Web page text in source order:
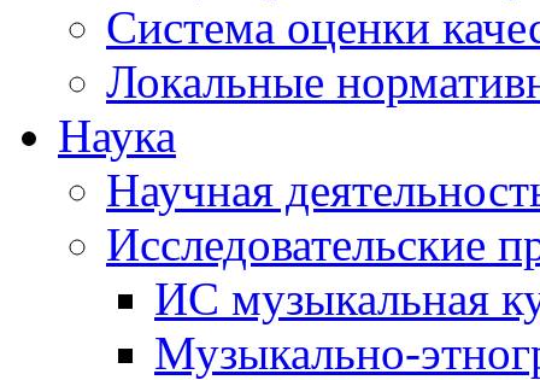
Система оценки
Локальные
Наука
Научная
Исследовательские
ИС музыкальная
Музыкально-